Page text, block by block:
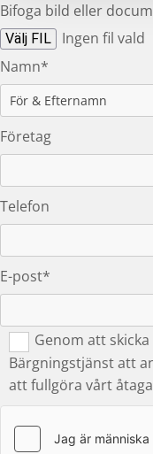
Bifoga bild eller
Välj FIL
Ingen fil vald
Namn*
Företag
Telefon
E-post*
Genom att
Bärgningstjänst att
att fullgöra vårt